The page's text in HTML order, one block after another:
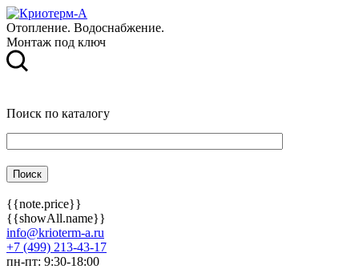
Отопление. Водоснабжение.
Монтаж под ключ
Поиск по каталогу
{{note.price}}
{{showAll.name}}
info@krioterm-a.ru
+7 (499) 213-43-17
пн-пт: 9:30-18:00